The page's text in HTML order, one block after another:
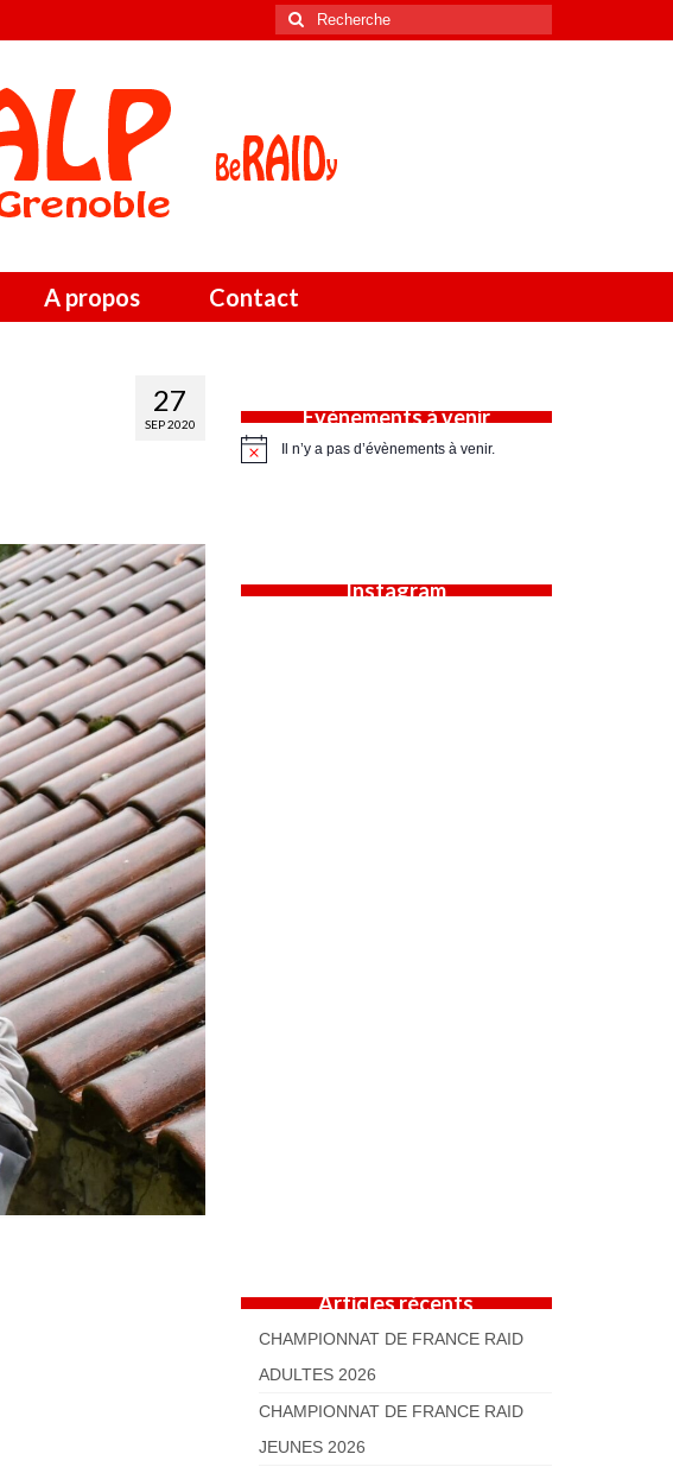
Rechercher
:
A propos Contact
27
SEP 2020 Évènements à venir
Notice Il n’y a pas d’évènements à venir.
Instagram
Articles récents
CHAMPIONNAT DE FRANCE RAID
ADULTES 2026
CHAMPIONNAT DE FRANCE RAID
JEUNES 2026